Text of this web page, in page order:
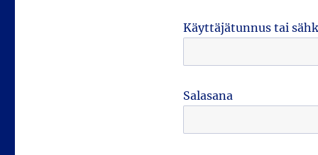
Käyttäjätunnus tai
Salasana